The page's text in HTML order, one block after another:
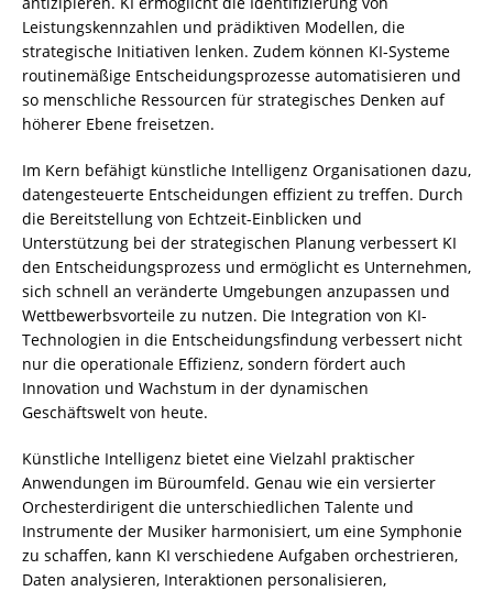
Leistungskennzahlen und prädiktiven Modellen, die
strategische Initiativen lenken. Zudem können KI-Systeme
routinemäßige Entscheidungsprozesse automatisieren und
so menschliche Ressourcen für strategisches Denken auf
höherer Ebene freisetzen.
Im Kern befähigt künstliche Intelligenz Organisationen dazu,
datengesteuerte Entscheidungen effizient zu treffen. Durch
die Bereitstellung von Echtzeit-Einblicken und
Unterstützung bei der strategischen Planung verbessert KI
den Entscheidungsprozess und ermöglicht es Unternehmen,
sich schnell an veränderte Umgebungen anzupassen und
Wettbewerbsvorteile zu nutzen. Die Integration von KI-
Technologien in die Entscheidungsfindung verbessert nicht
nur die operationale Effizienz, sondern fördert auch
Innovation und Wachstum in der dynamischen
Geschäftswelt von heute.
Künstliche Intelligenz bietet eine Vielzahl praktischer
Anwendungen im Büroumfeld. Genau wie ein versierter
Orchesterdirigent die unterschiedlichen Talente und
Instrumente der Musiker harmonisiert, um eine Symphonie
zu schaffen, kann KI verschiedene Aufgaben orchestrieren,
Daten analysieren, Interaktionen personalisieren,